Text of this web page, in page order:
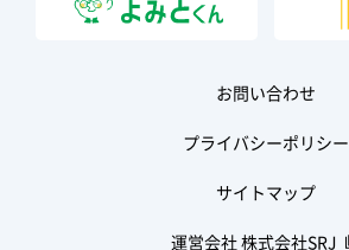
お問い合わせ
プライバシーポリシー
サイトマップ
運営会社 株式会社SRJ